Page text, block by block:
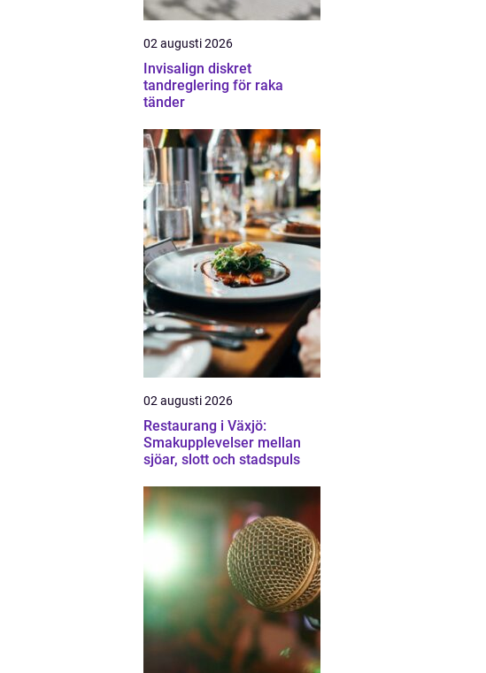
02 augusti 2026
Invisalign diskret
tandreglering för raka
tänder
02 augusti 2026
Restaurang i Växjö:
Smakupplevelser mellan
sjöar, slott och stadspuls